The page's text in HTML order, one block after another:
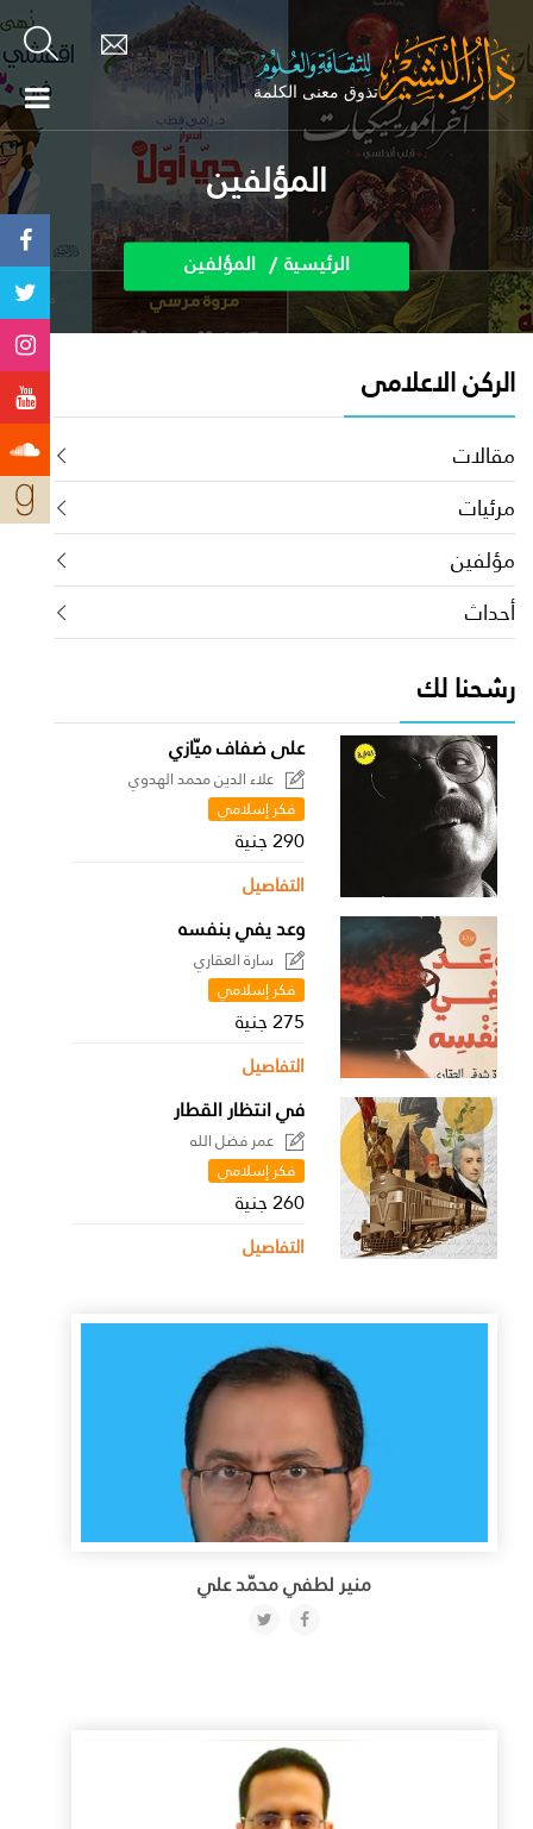
المؤلفين
الرئيسية المؤلفين
الركن الاعلامى
مقالات
مرئيات
مؤلفين
أحداث
رشحنا لك
على ضفاف ميّازي
علاء الدين محمد الهدوي
فكر إسلامي
290 جنية
التفاصيل
وعد يفي بنفسه
سارة العقاري
فكر إسلامي
275 جنية
التفاصيل
في انتظار القطار
عمر فضل الله
فكر إسلامي
260 جنية
التفاصيل
منير لطفي محمّد علي